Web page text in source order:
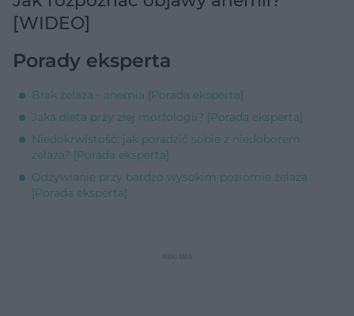
[WIDEO]
Porady eksperta
Brak żelaza - anemia [Porada eksperta]
Jaka dieta przy złej morfologii? [Porada eksperta]
Niedokrwistość: jak poradzić sobie z niedoborem
żelaza? [Porada eksperta]
Odżywianie przy bardzo wysokim poziomie żelaza
[Porada eksperta]